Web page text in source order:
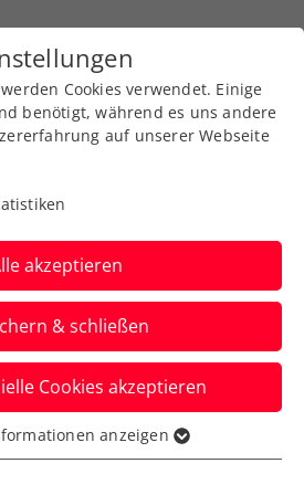
News
Cookies verwendet. Einige
benötigt, während es uns andere
auf unserer Webseite
akzeptieren
& schließen
Cookies akzeptieren
für grundlegende
anzeigen